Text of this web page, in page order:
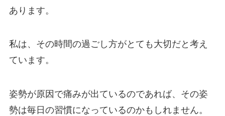
あります。
私は、その時間の過ごし方がとても大切だと考え
ています。
姿勢が原因で痛みが出ているのであれば、その姿
勢は毎日の習慣になっているのかもしれません。